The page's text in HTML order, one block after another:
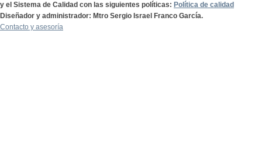
y el Sistema de Calidad con las siguientes políticas: Política de calidad
Diseñador y administrador: Mtro Sergio Israel Franco García.
Contacto y asesoría